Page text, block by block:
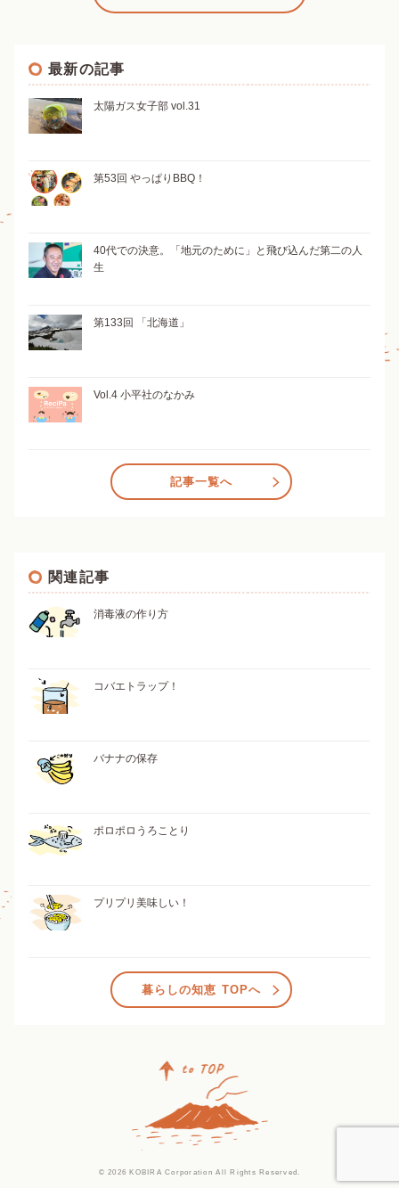
最新の記事
太陽ガス女子部 vol.31
第53回 やっぱりBBQ！
40代での決意。「地元のために」と飛び込んだ第二の人
生
第133回 「北海道」
Vol.4 小平社のなかみ
記事一覧へ
関連記事
消毒液の作り方
コバエトラップ！
バナナの保存
ポロポロうろことり
プリプリ美味しい！
暮らしの知恵 TOPへ
© 2026 KOBIRA Corporation All Rights Reserved.